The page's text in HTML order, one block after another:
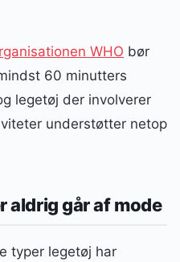
WHO bør
60 minutters
legetøj der involverer
understøtter netop
aldrig går af mode
typer legetøj har